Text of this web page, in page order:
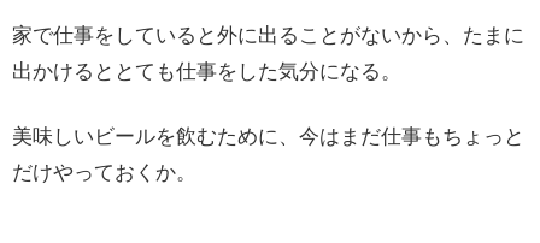
家で仕事をしていると外に出ることがないから、たまに
出かけるととても仕事をした気分になる。
美味しいビールを飲むために、今はまだ仕事もちょっと
だけやっておくか。